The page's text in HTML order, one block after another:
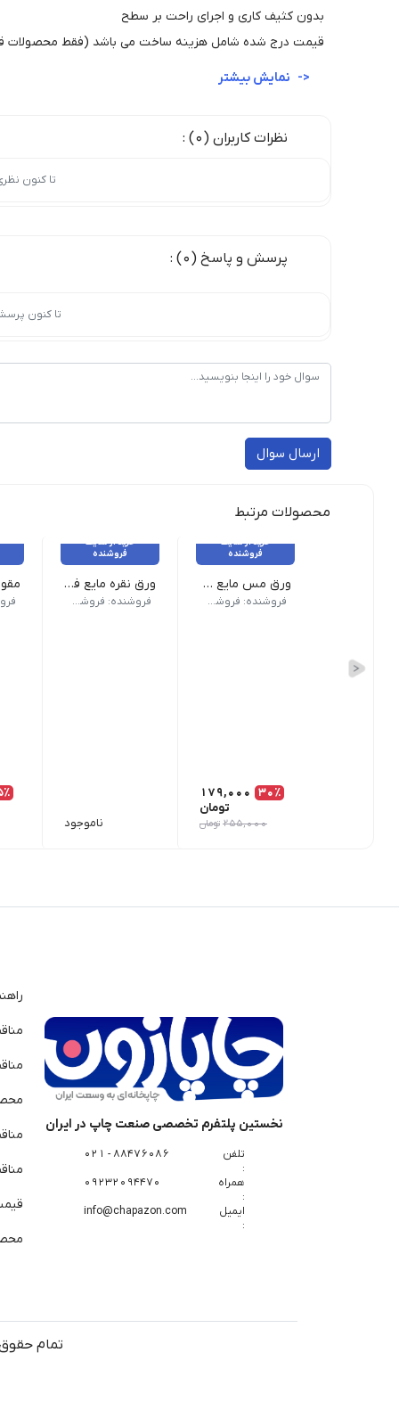
بدون کثیف کاری و اجرای راحت بر سطح
قیمت درج شده شامل هزینه ساخت می باشد (فقط محصولات
نظرات کاربران (0) :
تا کنون
پرسش و پاسخ (0) :
تا کنون
ارسال سوال
محصولات مرتبط
خرید از سایت
فروشنده
ورق مس مایع فلورانس حجم 100 میلی لیتر
دسته: ابزار و لوازم نقاشیخط, ورق طلا قیمت
فروشنده: فروشگاه مُهر موعود
30٪ 179,000
تومان
255,000 تومان
خرید از سایت
فروشنده
ورق نقره مایع فلورانس حجم 100 میلی لیتر
دسته: ابزار و لوازم
فروشنده: فروشگاه مُهر موعود
ناموجود
دسته:
نخستین پلتفرم تخصصی صنعت چاپ در ایران
تلفن
:
88476086 - 021
همراه
:
09232094470
ایمیل
:
info@chapazon.com
تمام